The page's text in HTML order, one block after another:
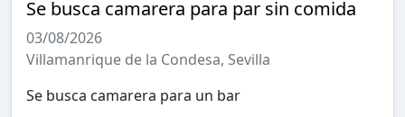
Se busca camarera para par sin comida
03/08/2026
Villamanrique de la Condesa, Sevilla
Se busca camarera para un bar